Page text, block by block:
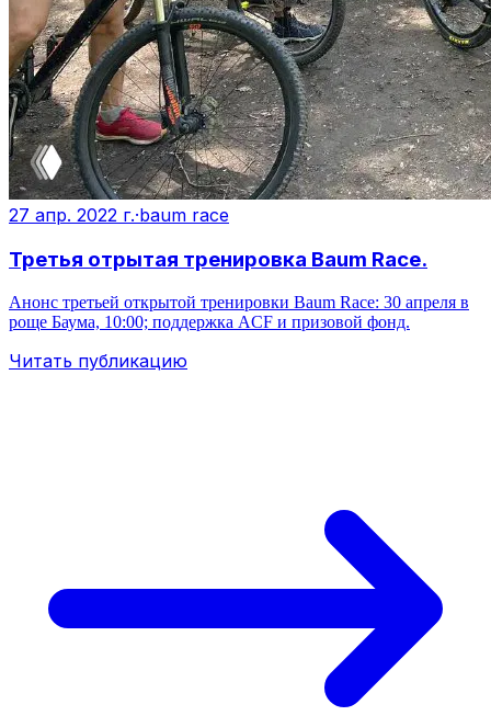
27 апр. 2022 г.·baum race
Третья отрытая тренировка Baum Race.
Анонс третьей открытой тренировки Baum Race: 30 апреля в
роще Баума, 10:00; поддержка ACF и призовой фонд.
Читать публикацию